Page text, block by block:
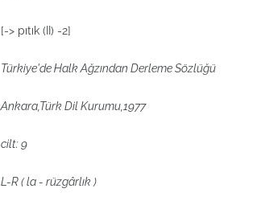
[-> pıtık (II) -2]
Türkiye'de Halk Ağzından Derleme Sözlüğü
Ankara,Türk Dil Kurumu,1977
cilt: 9
L-R ( la - rüzgârlık )